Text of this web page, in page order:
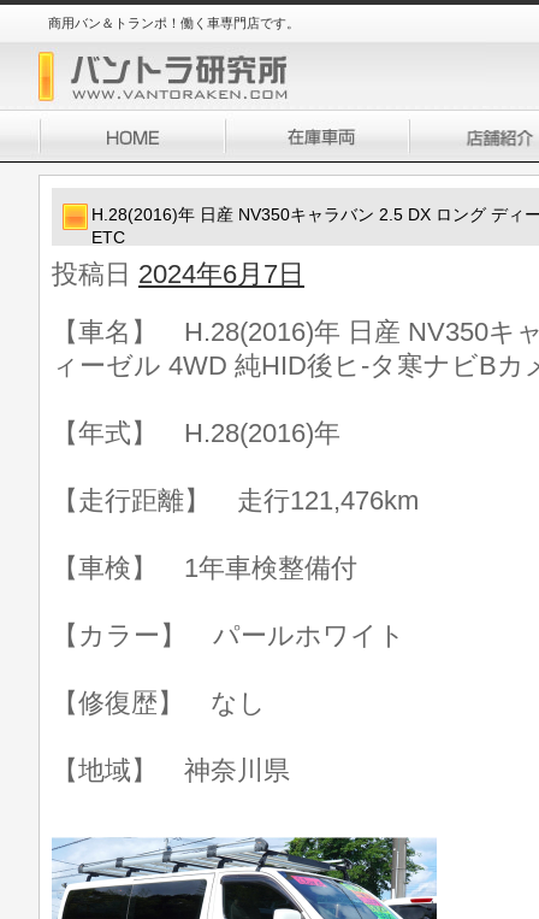
商用バン＆トランポ！働く車専門店です。
H.28(2016)年 日産 NV350キャラバン 2.5 DX ロング ディ
ETC
投稿日 2024年6月7日
【車名】 H.28(2016)年 日産 NV350キ
ィーゼル 4WD 純HID後ヒ-タ寒ナビBカ
【年式】 H.28(2016)年
【走行距離】 走行121,476km
【車検】 1年車検整備付
【カラー】 パールホワイト
【修復歴】 なし
【地域】 神奈川県